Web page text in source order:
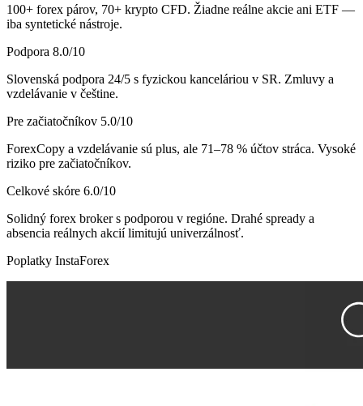
100+ forex párov, 70+ krypto CFD. Žiadne reálne akcie ani ETF —
iba syntetické nástroje.
Podpora 8.0/10
Slovenská podpora 24/5 s fyzickou kanceláriou v SR. Zmluvy a
vzdelávanie v češtine.
Pre začiatočníkov 5.0/10
ForexCopy a vzdelávanie sú plus, ale 71–78 % účtov stráca. Vysoké
riziko pre začiatočníkov.
Celkové skóre 6.0/10
Solidný forex broker s podporou v regióne. Drahé spready a
absencia reálnych akcií limitujú univerzálnosť.
Poplatky InstaForex